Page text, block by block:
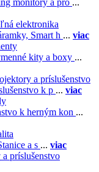
monitory a pro ...
elektronika
Smart h ... viac
kity a boxy ...
a príslušenstvo
k p ... viac
k herným kon ...
a s ... viac
príslušenstvo